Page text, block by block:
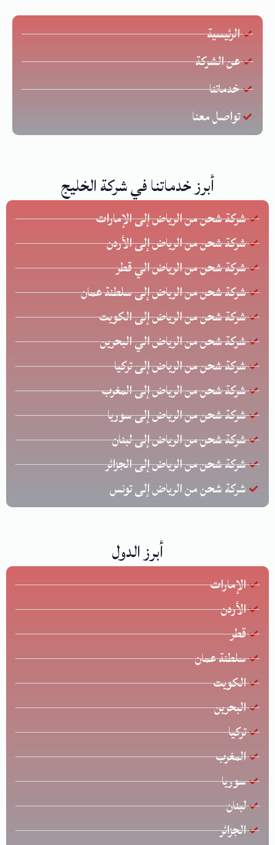
الرئيسية
عن الشركة
خدماتنا
تواصل معنا
أبرز خدماتنا في شركة الخليج
شركة شحن من الرياض إلى الإمارات
شركة شحن من الرياض إلى الأردن
شركة شحن من الرياض الي قطر
شركة شحن من الرياض إلى سلطنة عمان
شركة شحن من الرياض إلى الكويت
شركة شحن من الرياض الي البحرين
شركة شحن من الرياض إلى تركيا
شركة شحن من الرياض إلى المغرب
شركة شحن من الرياض إلى سوريا
شركة شحن من الرياض إلى لبنان
شركة شحن من الرياض إلى الجزائر
شركة شحن من الرياض إلى تونس
أبرز الدول
الإمارات
الأردن
قطر
سلطنة عمان
الكويت
البحرين
تركيا
المغرب
سوريا
لبنان
الجزائر